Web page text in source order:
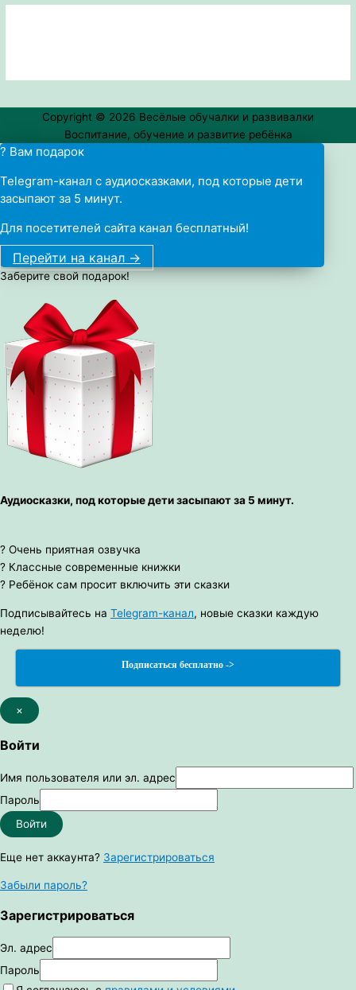
Copyright © 2026 Весёлые обучалки и развивалки
Воспитание, обучение и развитие ребёнка
? Вам подарок
Telegram-канал с аудиосказками, под которые дети
засыпают за 5 минут.
Для посетителей сайта канал бесплатный!
Перейти на канал ->
Заберите свой подарок!
Аудиосказки, под которые дети засыпают за 5 минут.
? Очень приятная озвучка
? Классные современные книжки
? Ребёнок сам просит включить эти сказки
Подписывайтесь на Telegram-канал, новые сказки каждую
неделю!
Подписаться бесплатно ->
×
Войти
Имя пользователя или эл. адрес
Пароль
Войти
Еще нет аккаунта? Зарегистрироваться
Забыли пароль?
Зарегистрироваться
Эл. адрес
Пароль